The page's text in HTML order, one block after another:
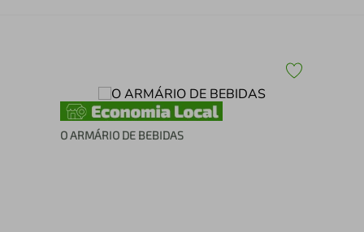
O ARMÁRIO DE BEBIDAS